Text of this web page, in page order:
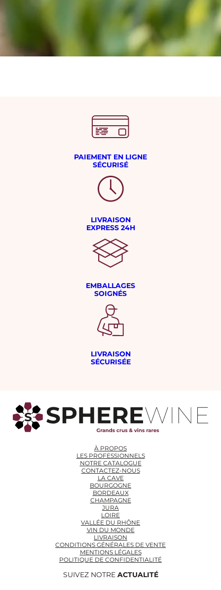
PAIEMENT EN LIGNE
SÉCURISÉ
LIVRAISON
EXPRESS 24H
EMBALLAGES
SOIGNÉS
LIVRAISON
SÉCURISÉE
À PROPOS
LES PROFESSIONNELS
NOTRE CATALOGUE
CONTACTEZ-NOUS
LA CAVE
BOURGOGNE
BORDEAUX
CHAMPAGNE
JURA
LOIRE
VALLÉE DU RHÔNE
VIN DU MONDE
LIVRAISON
CONDITIONS GÉNÉRALES DE VENTE
MENTIONS LÉGALES
POLITIQUE DE CONFIDENTIALITÉ
SUIVEZ NOTRE ACTUALITÉ